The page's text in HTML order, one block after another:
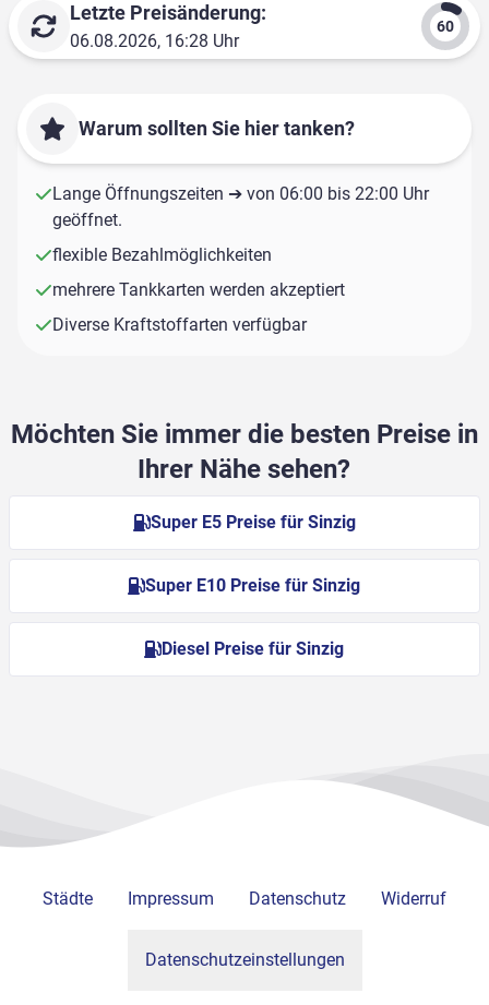
Letzte Preisänderung:
06.08.2026, 16:28 Uhr
Warum sollten Sie hier tanken?
Lange Öffnungszeiten ➔ von 06:00 bis 22:00 Uhr
geöffnet.
flexible Bezahlmöglichkeiten
mehrere Tankkarten werden akzeptiert
Diverse Kraftstoffarten verfügbar
Möchten Sie immer die besten Preise in
Ihrer Nähe sehen?
Super E5 Preise für Sinzig
Super E10 Preise für Sinzig
Diesel Preise für Sinzig
Städte Impressum Datenschutz Widerruf
Datenschutzeinstellungen